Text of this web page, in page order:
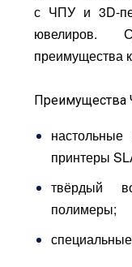
с ЧПУ и 3D-
ювелиров.
преимущества
Преимущества
принтеры
твёрдый
полимеры;